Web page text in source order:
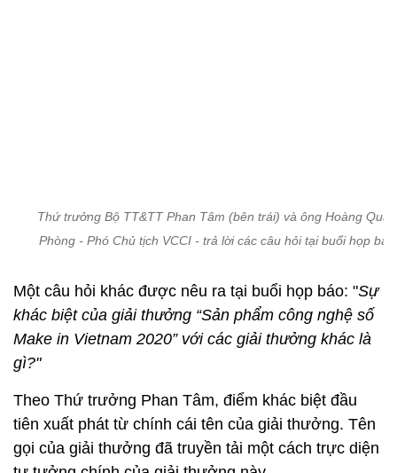
Thứ trưởng Bộ TT&TT Phan Tâm (bên trái) và ông Hoàng
Phòng - Phó Chủ tịch VCCI - trả lời các câu hỏi tại buổi họp
Một câu hỏi khác được nêu ra tại buổi họp báo: "Sự
khác biệt của giải thưởng “Sản phẩm công nghệ số
Make in Vietnam 2020” với các giải thưởng khác là
gì?"
Theo Thứ trưởng Phan Tâm, điểm khác biệt đầu
tiên xuất phát từ chính cái tên của giải thưởng. Tên
gọi của giải thưởng đã truyền tải một cách trực diện